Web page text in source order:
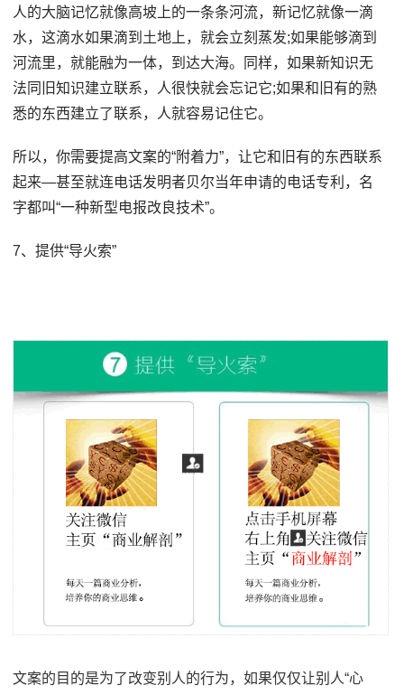
人的大脑记忆就像高坡上的一条条河流，新记忆就像一滴
水，这滴水如果滴到土地上，就会立刻蒸发;如果能够滴到
河流里，就能融为一体，到达大海。同样，如果新知识无
法同旧知识建立联系，人很快就会忘记它;如果和旧有的熟
悉的东西建立了联系，人就容易记住它。
所以，你需要提高文案的“附着力”，让它和旧有的东西联系
起来—甚至就连电话发明者贝尔当年申请的电话专利，名
字都叫“一种新型电报改良技术”。
7、提供“导火索”
文案的目的是为了改变别人的行为，如果仅仅让别人“心